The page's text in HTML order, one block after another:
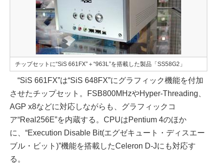
チップセットに“SiS 661FX”＋“963L”を搭載した製品「SS58G2」
“SiS 661FX”は“SiS 648FX”にグラフィック機能を付加
させたチップセット。FSB800MHzやHyper-Threading、
AGP x8などに対応しながらも、グラフィックコ
ア“Real256E”を内蔵する。CPUはPentium 4のほか
に、“Execution Disable Bit(エグゼキュート・ディスエー
ブル・ビット)”機能を搭載したCeleron D-Jにも対応す
る。